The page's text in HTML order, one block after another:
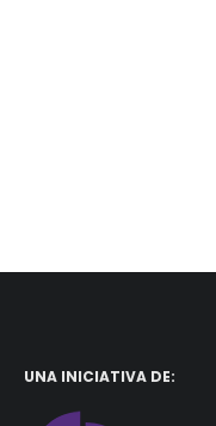
UNA INICIATIVA DE: